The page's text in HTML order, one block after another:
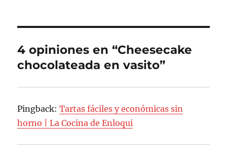
4 opiniones en “Cheesecake
chocolateada en vasito”
Pingback:Tartas fáciles y económicas sin
horno | La Cocina de Enloqui